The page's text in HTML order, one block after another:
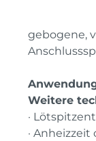
gebogene,
Weitere
·
· Anheizzeit